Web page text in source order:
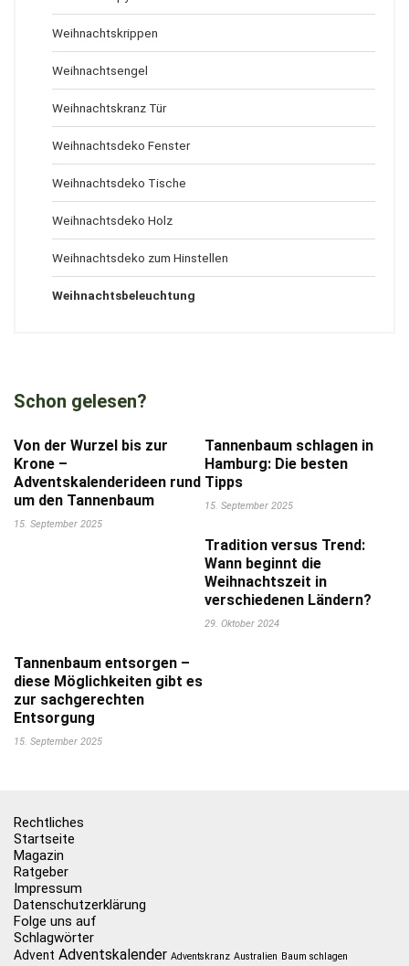
Weihnachtskrippen
Weihnachtsengel
Weihnachtskranz Tür
Weihnachtsdeko Fenster
Weihnachtsdeko Tische
Weihnachtsdeko Holz
Weihnachtsdeko zum Hinstellen
Weihnachtsbeleuchtung
Schon gelesen?
Von der Wurzel bis zur
Krone –
Adventskalenderideen rund
um den Tannenbaum
15. September 2025
Tannenbaum schlagen in
Hamburg: Die besten
Tipps
15. September 2025
Tradition versus Trend:
Wann beginnt die
Weihnachtszeit in
verschiedenen Ländern?
29. Oktober 2024
Tannenbaum entsorgen –
diese Möglichkeiten gibt es
zur sachgerechten
Entsorgung
15. September 2025
Rechtliches
Startseite
Magazin
Ratgeber
Impressum
Datenschutzerklärung
Folge uns auf
Schlagwörter
Advent Adventskalender Adventskranz Australien Baum schlagen